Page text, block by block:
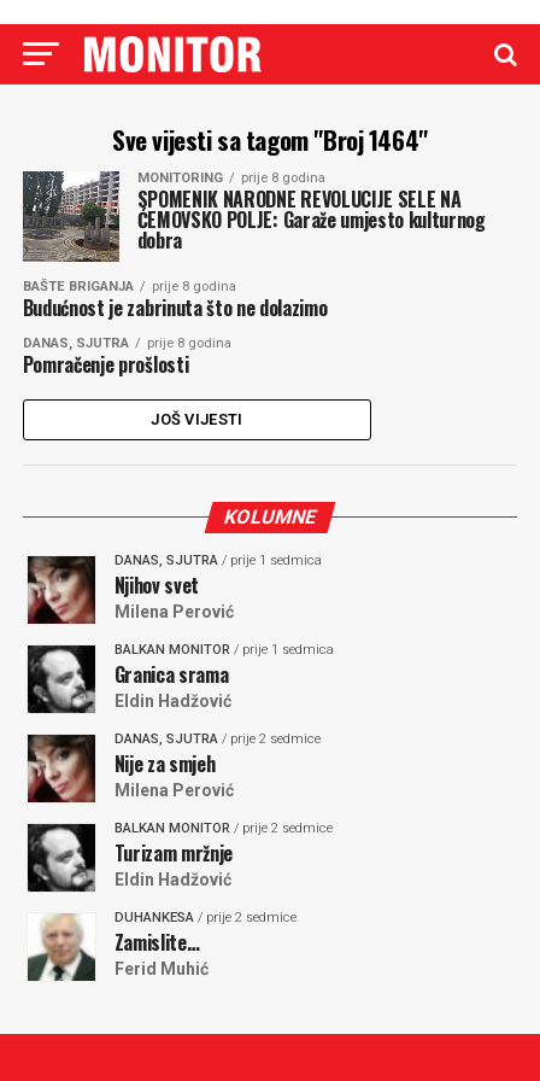
Sve vijesti sa tagom "Broj 1464"
MONITORING prije 8 godina
SPOMENIK NARODNE REVOLUCIJE SELE NA
ĆEMOVSKO POLJE: Garaže umjesto kulturnog
dobra
BAŠTE BRIGANJA prije 8 godina
Budućnost je zabrinuta što ne dolazimo
DANAS, SJUTRA prije 8 godina
Pomračenje prošlosti
JOŠ VIJESTI
KOLUMNE
DANAS, SJUTRA/ prije 1 sedmica
Njihov svet
Milena Perović
BALKAN MONITOR/ prije 1 sedmica
Granica srama
Eldin Hadžović
DANAS, SJUTRA/ prije 2 sedmice
Nije za smjeh
Milena Perović
BALKAN MONITOR/ prije 2 sedmice
Turizam mržnje
Eldin Hadžović
DUHANKESA/ prije 2 sedmice
Zamislite…
Ferid Muhić